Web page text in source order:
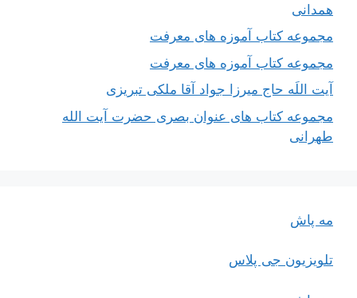
همدانی
مجموعه کتاب آموزه های معرفت
مجموعه کتاب آموزه های معرفت
آیت اللَه حاج میرزا جواد آقا ملکی تبریزی
مجموعه کتاب های عنوان بصری حضرت آیت الله
طهرانی
مه پاش
تلویزیون جی پلاس